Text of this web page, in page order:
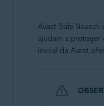
Produtos:
Avast Safe
Sistemas
Avast Safe Search
ajudam a proteger
inicial da Avast